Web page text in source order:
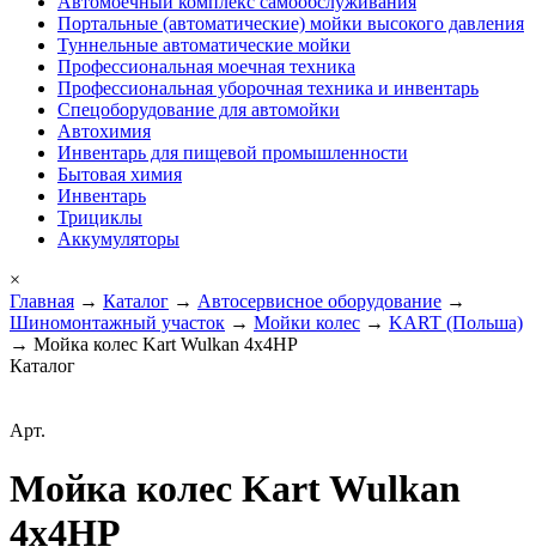
Портальные (автоматические) мойки высокого давления
Туннельные автоматические мойки
Профессиональная моечная техника
Профессиональная уборочная техника и инвентарь
Спецоборудование для автомойки
Автохимия
Инвентарь для пищевой промышленности
Бытовая химия
Инвентарь
Трициклы
Аккумуляторы
×
Главная → Каталог → Автосервисное оборудование →
Шиномонтажный участок → Мойки колес → KART (Польша)
→ Мойка колес Kart Wulkan 4x4HP
Каталог
Арт.
Мойка колес Kart Wulkan
4x4HP